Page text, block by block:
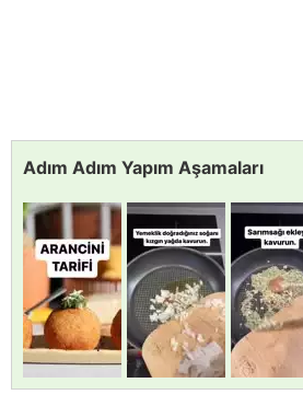
Adım Adım Yapım Aşamaları